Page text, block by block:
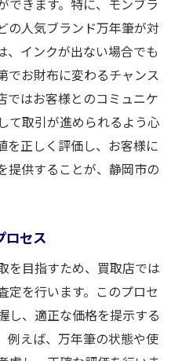
できます。特に、モンブラ
の人気ブランド万年筆が対
、インクが出ない場合でも
でお財布に変わるチャンス
ではお客様とのコミュニケ
て取引が進められるよう心
を正しく評価し、お客様に
提供することが、静岡市の
ロセス
を目指すため、買取店では
定を行います。このプロセ
し、適正な価格を提示する
例えば、万年筆の状態や使